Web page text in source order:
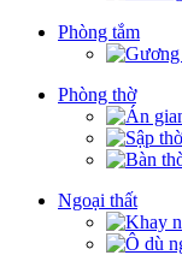
Phòng tắm
Phòng thờ
Ngoại thất